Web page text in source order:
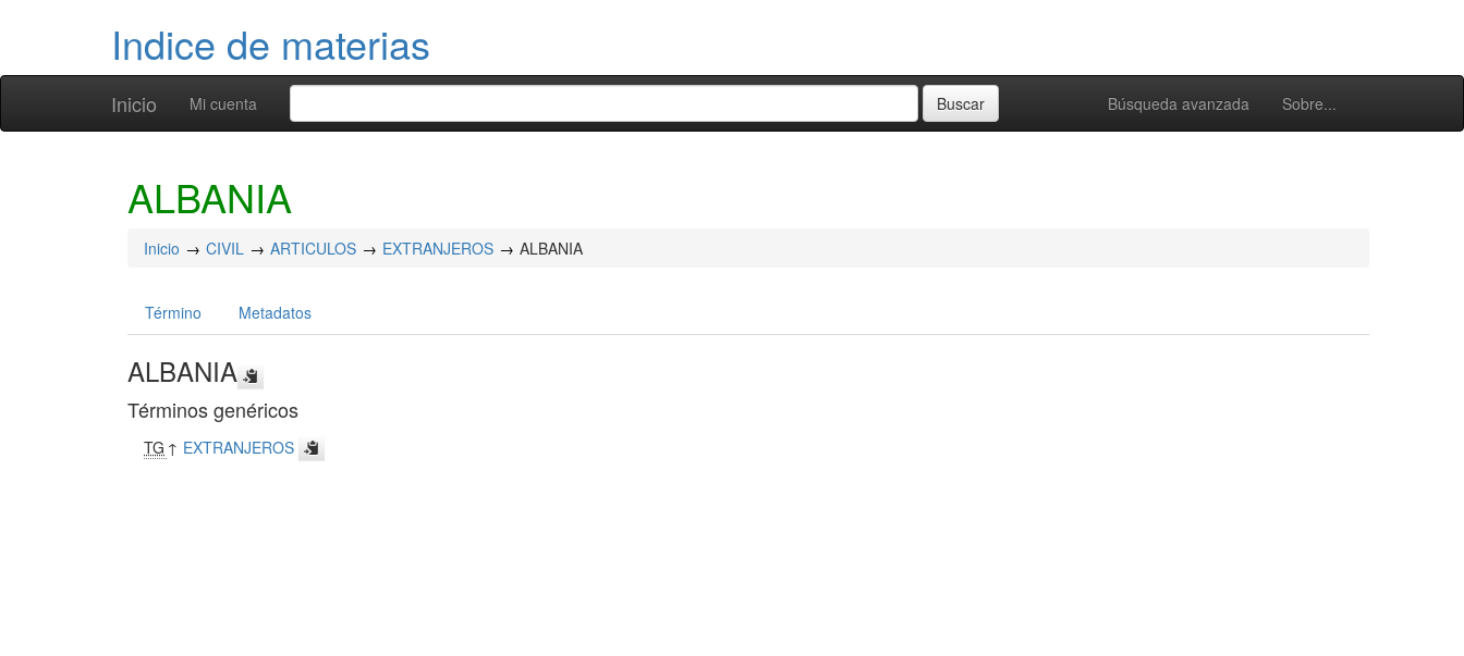
Indice de materias
Inicio Búsqueda avanzada Sobre...
Mi cuenta
ALBANIA
Inicio CIVIL ARTICULOS EXTRANJEROS ALBANIA
Término Metadatos
ALBANIA
Términos genéricos
TG ↑ EXTRANJEROS